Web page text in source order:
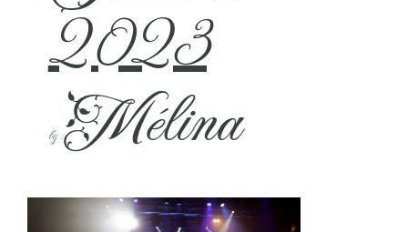
2023
by :Mélina